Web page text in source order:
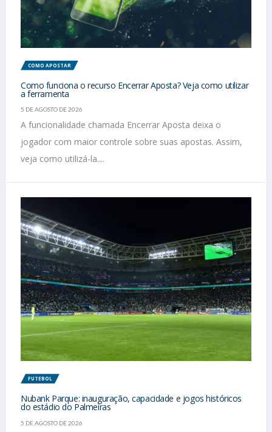
COMO APOSTAR
Como funciona o recurso Encerrar Aposta? Veja como utilizar
a ferramenta
5 DE AGOSTO DE 2026
A funcionalidade chamada Encerrar Aposta deixa o
jogador com maior controle sobre suas apostas. Assim,
veja como utilizá-la....
FUTEBOL
Nubank Parque: inauguração, capacidade e jogos históricos
do estádio do Palmeiras
5 DE AGOSTO DE 2026